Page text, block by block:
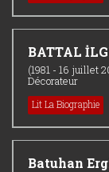
BATTAL
(1981 - 16 juillet
Décorateur
Lit La Biographie
Batuhan